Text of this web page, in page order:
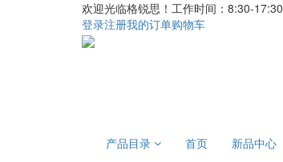
欢迎光临格锐思！工作时间：8:30-17:30
登录注册我的订单购物车
产品目录
首页 新品中心